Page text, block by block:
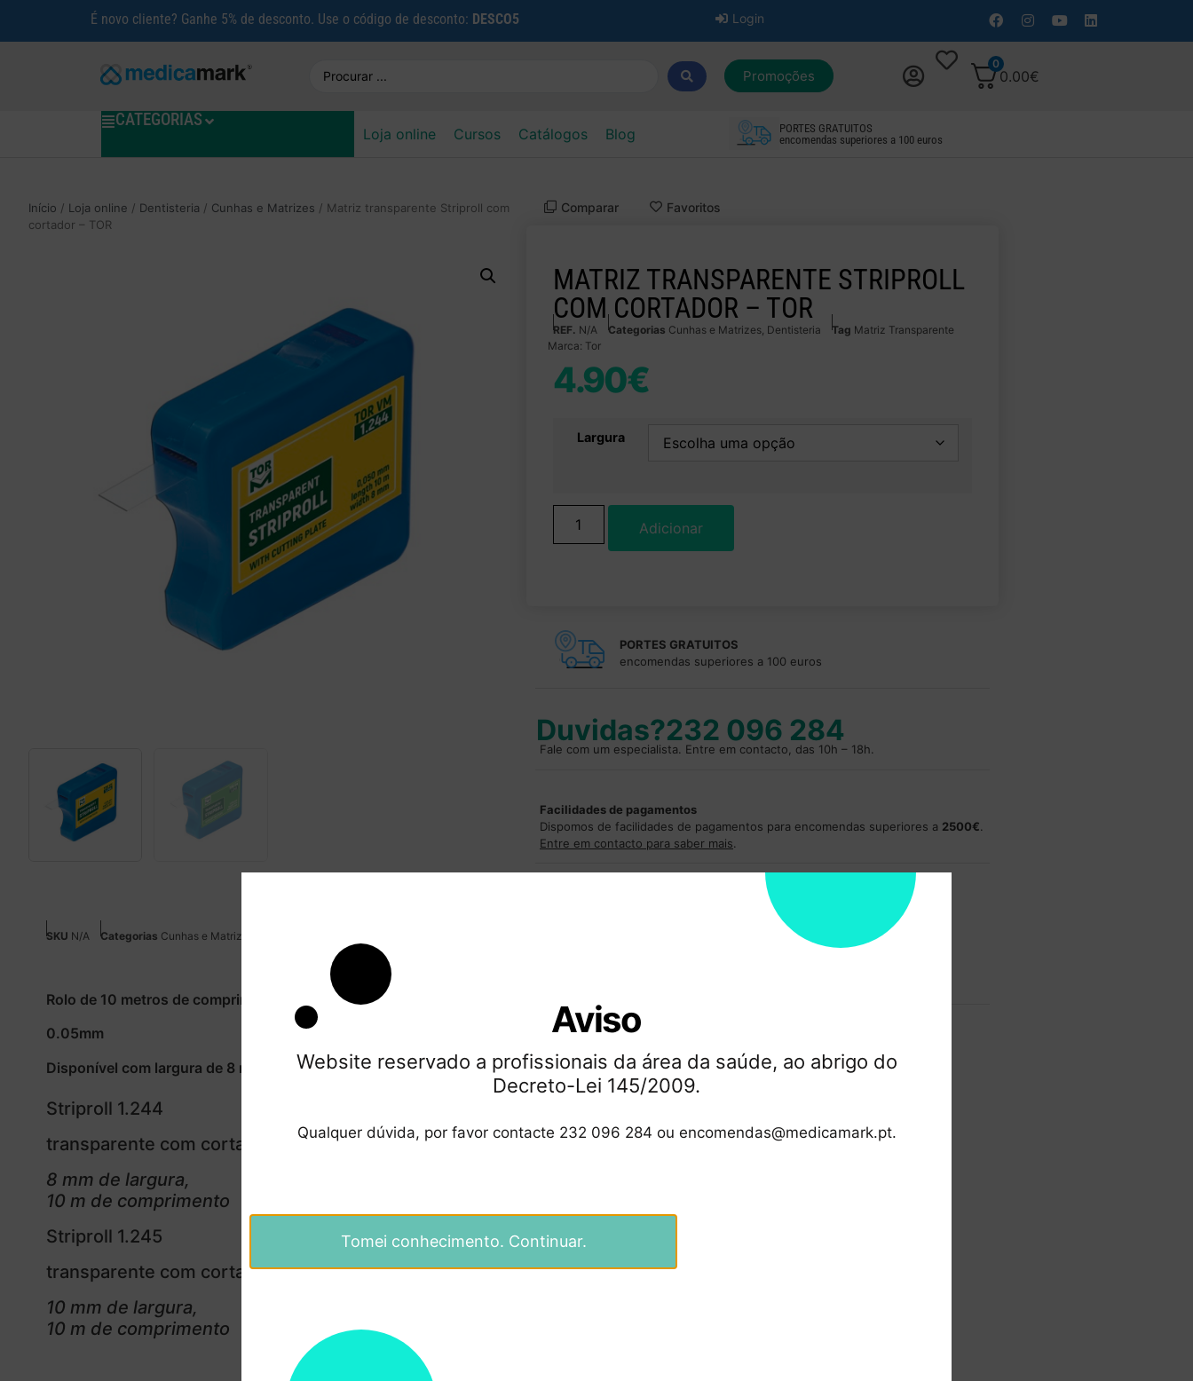
É novo cliente? Ganhe 5% de desconto. Use o código de desconto: DESCO5 Login
Promoções
0
0.00€
CATEGORIAS
Loja online Cursos Catálogos Blog
PORTES GRATUITOS
encomendas superiores a 100 euros
Início / Loja online / Dentisteria / Cunhas e Matrizes / Matriz transparente Striproll com
cortador – TOR
SKU N/A Categorias Cunhas e Matrizes
Rolo de 10 metros de comprimento
0.05mm
Disponível com largura de 8 mm e 10 mm
Striproll 1.244
transparente com cortador
8 mm de largura,
10 m de comprimento
Striproll 1.245
transparente com cortador
10 mm de largura,
10 m de comprimento
Comparar Favoritos
MATRIZ TRANSPARENTE STRIPROLL
COM CORTADOR – TOR
REF. N/A Categorias Cunhas e Matrizes Dentisteria Tag Matriz Transparente
Marca: Tor
4.90€
Largura
Adicionar
PORTES GRATUITOS
encomendas superiores a 100 euros
Duvidas?232 096 284
Fale com um especialista. Entre em contacto, das 10h – 18h.
Facilidades de pagamentos
Dispomos de facilidades de pagamentos para encomendas superiores a 2500€.
Entre em contacto para saber mais.
Formas de pagamentos
Aviso
Website reservado a profissionais da área da saúde, ao abrigo do
Decreto-Lei 145/2009.
Qualquer dúvida, por favor contacte 232 096 284 ou encomendas@medicamark.pt.
Tomei conhecimento. Continuar.